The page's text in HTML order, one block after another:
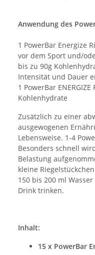
Anwendung des
1 PowerBar Energize
vor dem Sport und/
bis zu 90g
Intensität und Dauer
1 PowerBar
Kohlenhydrate
Zusätzlich zu einer
ausgewogenen
Lebensweise. 1-4
Besonders schnell
Belastung
kleine
150 bis 200 ml
Drink trinken.
Inhalt:
15 x PowerBar